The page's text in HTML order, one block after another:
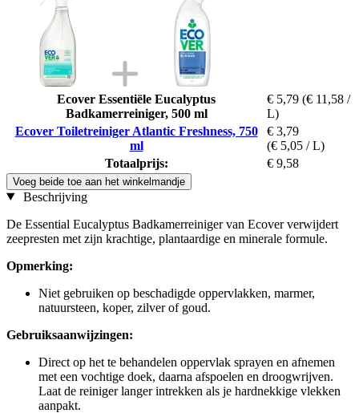
Ecover Essentiële Eucalyptus
Badkamerreiniger, 500 ml
€ 5,79 (€ 11,58 /
L)
Ecover Toiletreiniger Atlantic Freshness, 750
ml
€ 3,79
(€ 5,05 / L)
Totaalprijs:
€ 9,58
Voeg beide toe aan het winkelmandje
Beschrijving
De Essential Eucalyptus Badkamerreiniger van Ecover verwijdert
zeepresten met zijn krachtige, plantaardige en minerale formule.
Opmerking:
Niet gebruiken op beschadigde oppervlakken, marmer,
natuursteen, koper, zilver of goud.
Gebruiksaanwijzingen:
Direct op het te behandelen oppervlak sprayen en afnemen
met een vochtige doek, daarna afspoelen en droogwrijven.
Laat de reiniger langer intrekken als je hardnekkige vlekken
aanpakt.